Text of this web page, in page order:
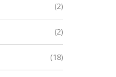
(2)
(2)
(18)